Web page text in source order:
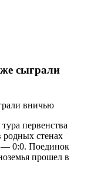
сыграли
первенства
стенах
— 0:0. Поединок
прошел в